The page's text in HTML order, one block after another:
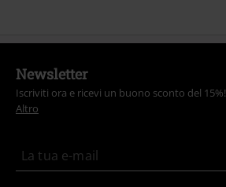
Newsletter
Iscriviti ora e ricevi un buono sconto del 15%!
Altro